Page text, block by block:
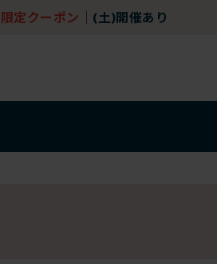
限定クーポン (土)開催あり